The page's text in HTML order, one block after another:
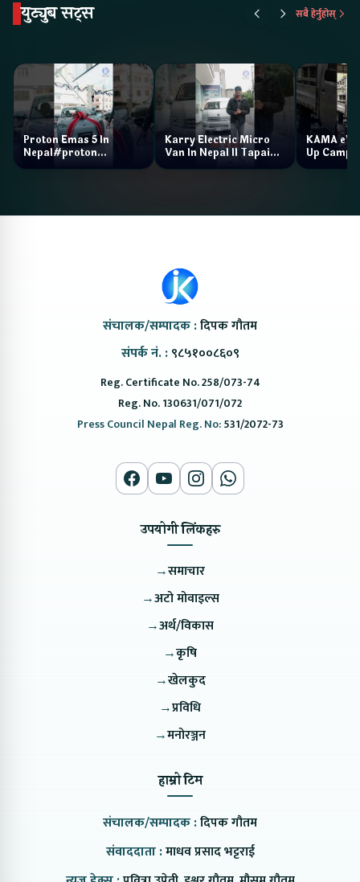
युट्युब सट्स सबै हेर्नुहोस्
Proton Emas 5 In
Nepal#proton
#protonemas5#protonnepal#evcarnepal
Karry Electric Micro
Van In Nepal II Tapaiko
Bazar II Jankari
KAMA eV
Up Camp
संचालक/सम्पादक :दिपक गौतम
संपर्क नं. : ९८५१००८६०९
Reg. Certificate No. 258/073-74
Reg. No. 130631/071/072
Press Council Nepal Reg. No:531/2072-73
उपयोगी लिंकहरु
→समाचार
→अटो मोवाइल्स
→अर्थ/विकास
→कृषि
→खेलकुद
→प्रविधि
→मनोरञ्जन
हाम्रो टिम
संचालक/सम्पादक :दिपक गौतम
संवाददाता :माधव प्रसाद भट्टराई